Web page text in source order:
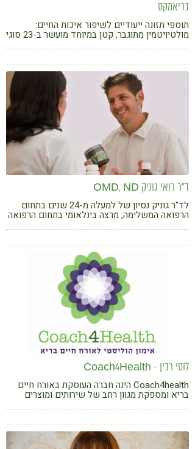
בריאמקס
תוספי תזונה ייעודיים לשיפור איכות החיים:
מולטיויטמין מתוגבר, קטן במיוחד מועשר ב-23 סוגי
ד"ר רואי גוניק OMD, ND
לד"ר גוניק נסיון של למעלה מ-24 שנים בתחום
הרפואה המשלימה, מרצה בינלאומי בתחום הרפואה
לוסי רבין - Coach4Health
Coach4health הינה חברה העוסקת באורח חיים
בריא ומספקת מגוון רחב של שירותים ומוצרים